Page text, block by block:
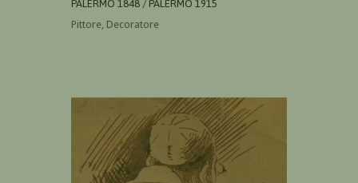
PALERMO 1848 / PALERMO 1915
Pittore, Decoratore